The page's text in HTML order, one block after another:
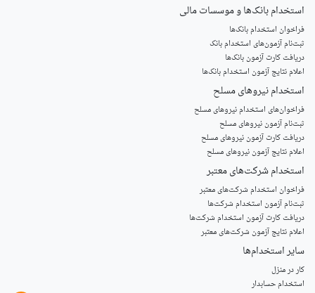
استخدام‌ بانک‌ها و موسسات مالی
فراخوان استخدام بانک‌ها
‌ثبت‌نام آزمون‌های استخدام بانک
دریافت کارت آزمون بانک‌ها
اعلام نتایج آزمون استخدام بانک‌ها
استخدام‌ نیروهای مسلح
‌فراخوان‌های استخدام‌ نیروهای مسلح
ثبت‌نام آزمون نیروهای مسلح
دریافت کارت آزمون نیروهای مسلح
اعلام نتایج آزمون نیروهای مسلح
استخدام‌ شرکت‌های معتبر
فراخوان استخدام شرکت‌های معتبر
ثبت‌نام آزمون استخدام شرکت‌ها
دریافت کارت آزمون استخدام شرکت‌ها
اعلام نتایج آزمون شرکت‌های معتبر
سایر استخدام‌ها
کار در منزل
استخدام حسابدار